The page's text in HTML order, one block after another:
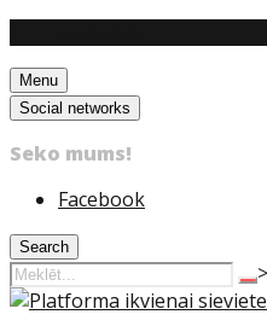
Menu
Social networks
Seko mums!
Facebook
Search
>